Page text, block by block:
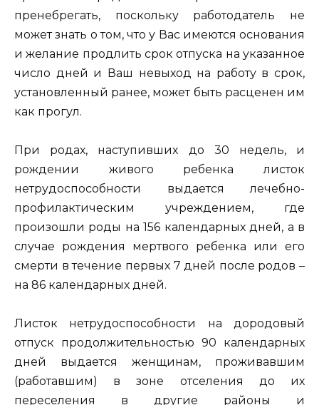
пренебрегать, поскольку работодатель не
может знать о том, что у Вас имеются основания
и желание продлить срок отпуска на указанное
число дней и Ваш невыход на работу в срок,
установленный ранее, может быть расценен им
как прогул.
При родах, наступивших до 30 недель, и
рождении живого ребенка листок
нетрудоспособности выдается лечебно-
профилактическим учреждением, где
произошли роды на 156 календарных дней, а в
случае рождения мертвого ребенка или его
смерти в течение первых 7 дней после родов –
на 86 календарных дней.
Листок нетрудоспособности на дородовый
отпуск продолжительностью 90 календарных
дней выдается женщинам, проживавшим
(работавшим) в зоне отселения до их
переселения в другие районы и